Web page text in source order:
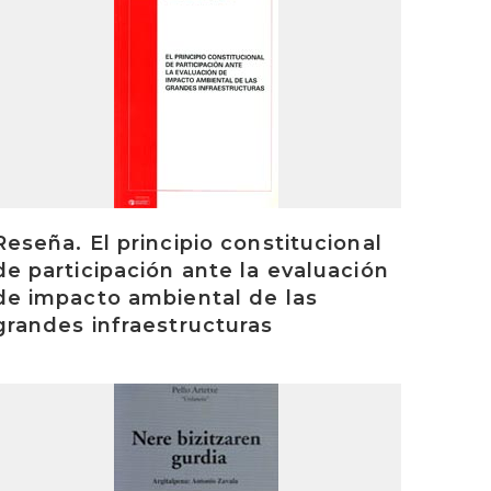
El principio constitucional
participación ante la evaluación
impacto ambiental de las
infraestructuras